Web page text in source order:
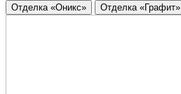
Отделка «Оникс» Отделка «Графит»